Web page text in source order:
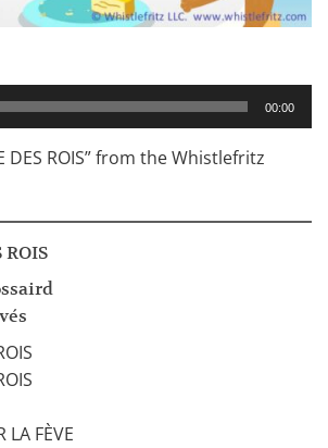
00:00
DES ROIS” from the Whistlefritz
ROIS
LA FÈVE